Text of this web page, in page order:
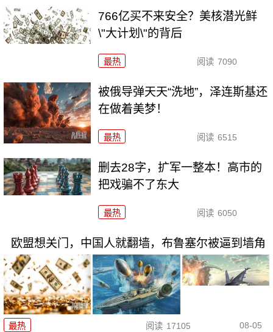
766亿买不来安全？美核潜光鲜
\"大计划\"的背后
最热 阅读 7090
被俄导弹天天“洗地”，泽连斯基还
在做着美梦！
最热 阅读 6515
删去28字，扩军一整本！高市的
把戏骗不了东大
最热 阅读 6050
欧盟想关门，中国人就翻墙，布鲁塞尔被逼到墙角
最热 阅读 17105 08-05